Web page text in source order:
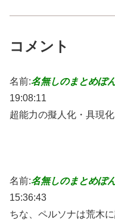
コメント
名前:名無しのまとめぽ
19:08:11
超能力の擬人化・具現
名前:名無しのまとめぽ
15:36:43
ちな、ペルソナは荒木